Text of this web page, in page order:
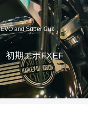
and Super Cub
初期エボFXEF